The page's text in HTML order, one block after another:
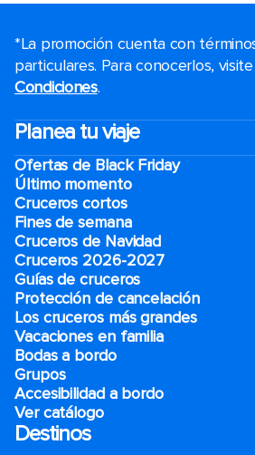
*La promoción cuenta con
particulares. Para conocerlos, visite
Condiciones.
Planea tu viaje
Ofertas de Black Friday
Último momento
Cruceros cortos
Fines de semana
Cruceros de Navidad
Cruceros 2026-2027
Guías de cruceros
Protección de cancelación
Los cruceros más grandes
Vacaciones en familia
Bodas a bordo
Grupos
Accesibilidad a bordo
Ver catálogo
Destinos